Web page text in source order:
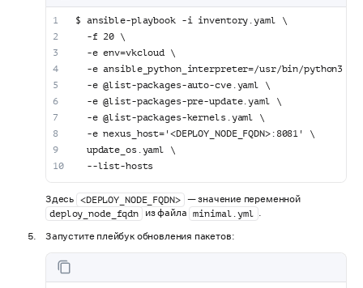
$ ansible-playbook -i inventory.yaml \
  -f 20 \
  -e env=vkcloud \
  -e ansible_python_interpreter=/usr/bin/python3 \
  -e @list-packages-auto-cve.yaml \
  -e @list-packages-pre-update.yaml \
  -e @list-packages-kernels.yaml \
  -e nexus_host='<DEPLOY_NODE_FQDN>:8081' \
  update_os.yaml \
  --list-hosts
Здесь <DEPLOY_NODE_FQDN> — значение переменной
deploy_node_fqdn
из файла minimal.yml .
Запустите плейбук обновления пакетов: